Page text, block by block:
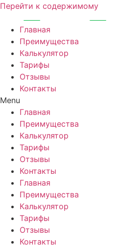
Перейти к содержимому
Главная
Преимущества
Калькулятор
Тарифы
Отзывы
Контакты
Menu
Главная
Преимущества
Калькулятор
Тарифы
Отзывы
Контакты
Главная
Преимущества
Калькулятор
Тарифы
Отзывы
Контакты